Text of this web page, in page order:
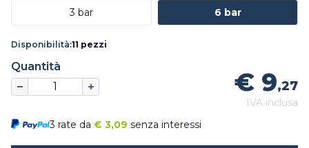
3 bar 6 bar
Disponibilità:11 pezzi
Quantità
€ 9,27
IVA inclusa
3 rate da € 3,09 senza interessi